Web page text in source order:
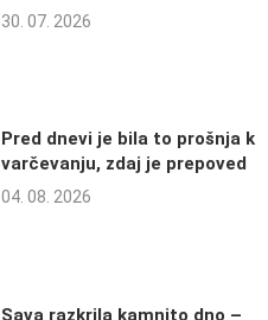
30. 07. 2026
Pred dnevi je bila to prošnja k
varčevanju, zdaj je prepoved
04. 08. 2026
Sava razkrila kamnito dno –